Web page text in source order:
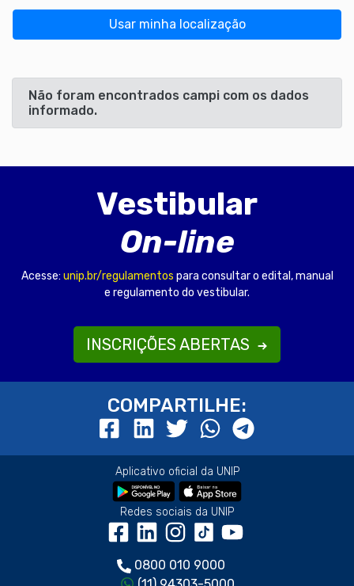
Usar minha localização
Não foram encontrados campi com os dados
informado.
Vestibular
On-line
Acesse: unip.br/regulamentos para consultar o edital, manual
e regulamento do vestibular.
INSCRIÇÕES ABERTAS
COMPARTILHE:
Aplicativo oficial da UNIP
Redes sociais da UNIP
0800 010 9000